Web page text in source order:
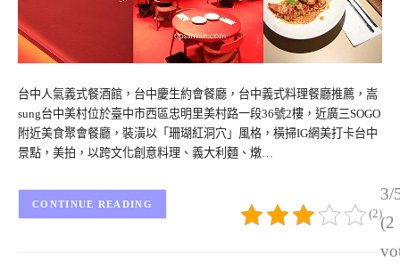
台中人氣義式餐酒館，台中慶生約會餐廳，台中義式料理餐廳推薦，嵩
sung台中美村位於臺中市西區忠明里美村路一段36號2樓，近廣三SOGO
附近美食聚會餐廳，裝潢以「珊瑚紅洞穴」風格，橫掃IG網美打卡台中
景點，美拍，以跨文化創意料理、義大利麵、燉…
3/
(2
(2)
CONTINUE READING